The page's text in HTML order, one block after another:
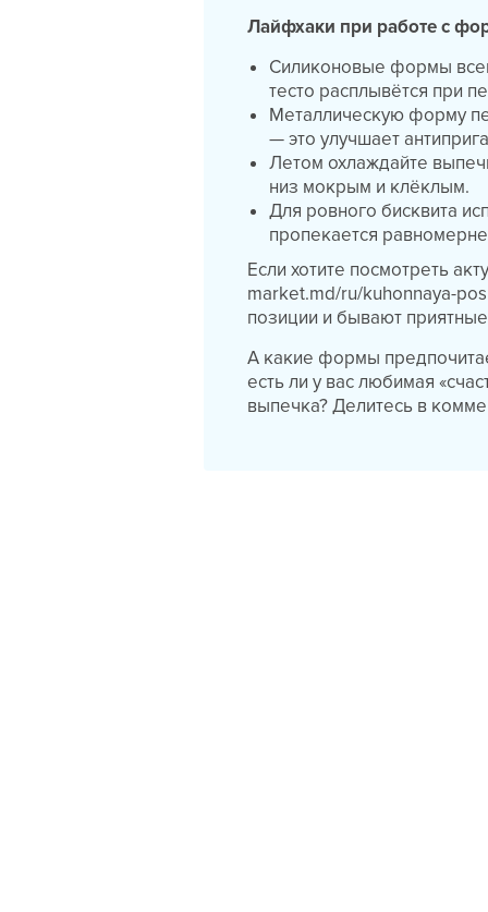
Лайфхаки при работе с
Силиконовые формы
тесто расплывётся при
Металлическую форму
— это улучшает
Летом охлаждайте
низ мокрым и клёклым.
Для ровного бисквита
пропекается
Если хотите посмотреть
market.md/ru/kuhonnaya-
позиции и бывают
А какие формы
есть ли у вас любимая
выпечка? Делитесь в